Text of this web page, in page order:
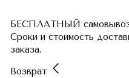
БЕСПЛАТНЫЙ самовывоз
Сроки и стоимость
заказа.
Возврат